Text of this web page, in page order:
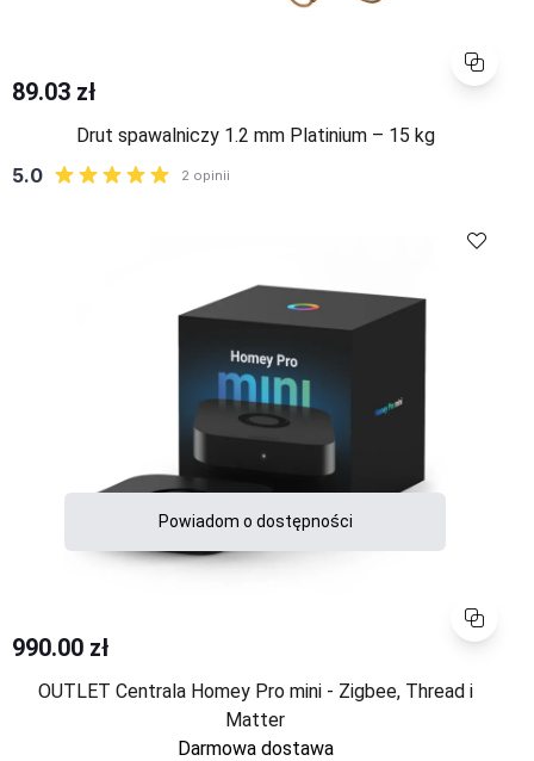
Porównaj
89.03 zł
Drut spawalniczy 1.2 mm Platinium – 15 kg
Porównaj
Powiadom o dostępności
990.00 zł
OUTLET Centrala Homey Pro mini - Zigbee, Thread i
Matter
Darmowa dostawa